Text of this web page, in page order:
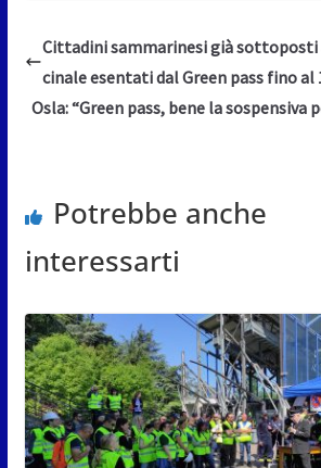
Cittadini sammarinesi già sottoposti
cinale esentati dal Green pass fino
Osla: “Green pass, bene la sospensiva
Potrebbe anche
interessarti